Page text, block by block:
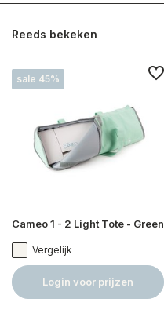
Reeds bekeken
sale 45%
Cameo 1 - 2 Light Tote - Green
Vergelijk
Login voor prijzen